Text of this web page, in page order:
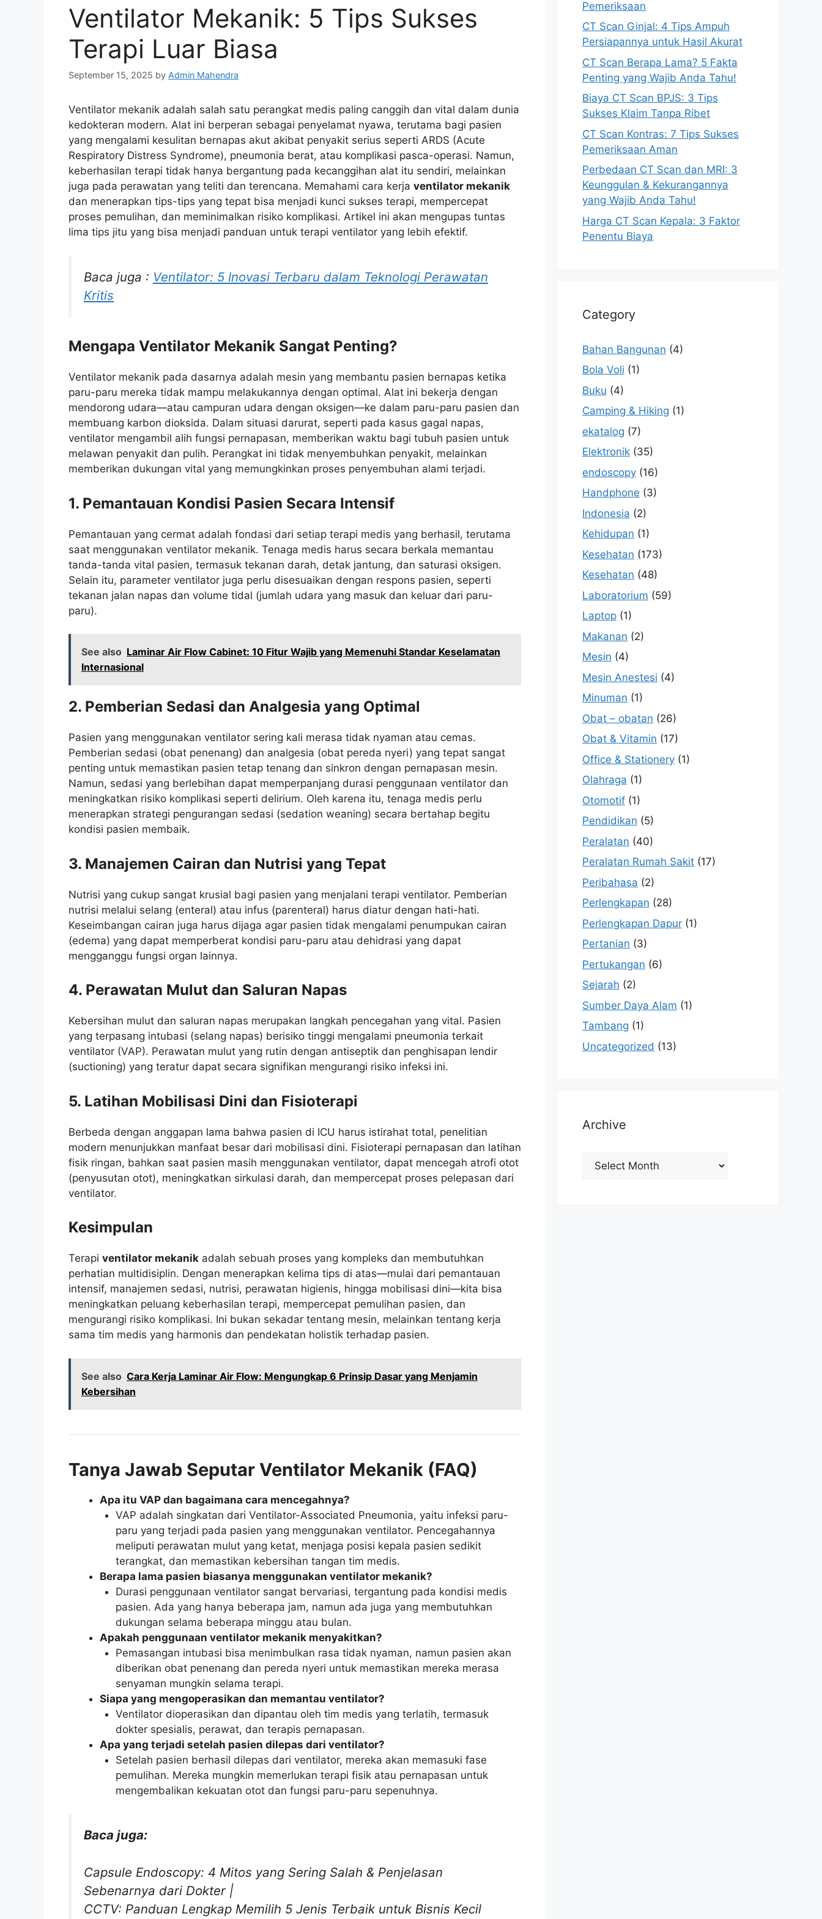
Ventilator Mekanik: 5 Tips Sukses
Terapi Luar Biasa
September 15, 2025 by Admin Mahendra
Ventilator mekanik adalah salah satu perangkat medis paling canggih dan vital dalam dunia
kedokteran modern. Alat ini berperan sebagai penyelamat nyawa, terutama bagi pasien
yang mengalami kesulitan bernapas akut akibat penyakit serius seperti ARDS (Acute
Respiratory Distress Syndrome), pneumonia berat, atau komplikasi pasca-operasi. Namun,
keberhasilan terapi tidak hanya bergantung pada kecanggihan alat itu sendiri, melainkan
juga pada perawatan yang teliti dan terencana. Memahami cara kerja ventilator mekanik
dan menerapkan tips-tips yang tepat bisa menjadi kunci sukses terapi, mempercepat
proses pemulihan, dan meminimalkan risiko komplikasi. Artikel ini akan mengupas tuntas
lima tips jitu yang bisa menjadi panduan untuk terapi ventilator yang lebih efektif.
Baca juga : Ventilator: 5 Inovasi Terbaru dalam Teknologi Perawatan
Kritis
Mengapa Ventilator Mekanik Sangat Penting?
Ventilator mekanik pada dasarnya adalah mesin yang membantu pasien bernapas ketika
paru-paru mereka tidak mampu melakukannya dengan optimal. Alat ini bekerja dengan
mendorong udara—atau campuran udara dengan oksigen—ke dalam paru-paru pasien dan
membuang karbon dioksida. Dalam situasi darurat, seperti pada kasus gagal napas,
ventilator mengambil alih fungsi pernapasan, memberikan waktu bagi tubuh pasien untuk
melawan penyakit dan pulih. Perangkat ini tidak menyembuhkan penyakit, melainkan
memberikan dukungan vital yang memungkinkan proses penyembuhan alami terjadi.
1. Pemantauan Kondisi Pasien Secara Intensif
Pemantauan yang cermat adalah fondasi dari setiap terapi medis yang berhasil, terutama
saat menggunakan ventilator mekanik. Tenaga medis harus secara berkala memantau
tanda-tanda vital pasien, termasuk tekanan darah, detak jantung, dan saturasi oksigen.
Selain itu, parameter ventilator juga perlu disesuaikan dengan respons pasien, seperti
tekanan jalan napas dan volume tidal (jumlah udara yang masuk dan keluar dari paru-
paru).
See also Laminar Air Flow Cabinet: 10 Fitur Wajib yang Memenuhi Standar Keselamatan
Internasional
2. Pemberian Sedasi dan Analgesia yang Optimal
Pasien yang menggunakan ventilator sering kali merasa tidak nyaman atau cemas.
Pemberian sedasi (obat penenang) dan analgesia (obat pereda nyeri) yang tepat sangat
penting untuk memastikan pasien tetap tenang dan sinkron dengan pernapasan mesin.
Namun, sedasi yang berlebihan dapat memperpanjang durasi penggunaan ventilator dan
meningkatkan risiko komplikasi seperti delirium. Oleh karena itu, tenaga medis perlu
menerapkan strategi pengurangan sedasi (sedation weaning) secara bertahap begitu
kondisi pasien membaik.
3. Manajemen Cairan dan Nutrisi yang Tepat
Nutrisi yang cukup sangat krusial bagi pasien yang menjalani terapi ventilator. Pemberian
nutrisi melalui selang (enteral) atau infus (parenteral) harus diatur dengan hati-hati.
Keseimbangan cairan juga harus dijaga agar pasien tidak mengalami penumpukan cairan
(edema) yang dapat memperberat kondisi paru-paru atau dehidrasi yang dapat
mengganggu fungsi organ lainnya.
4. Perawatan Mulut dan Saluran Napas
Kebersihan mulut dan saluran napas merupakan langkah pencegahan yang vital. Pasien
yang terpasang intubasi (selang napas) berisiko tinggi mengalami pneumonia terkait
ventilator (VAP). Perawatan mulut yang rutin dengan antiseptik dan penghisapan lendir
(suctioning) yang teratur dapat secara signifikan mengurangi risiko infeksi ini.
5. Latihan Mobilisasi Dini dan Fisioterapi
Berbeda dengan anggapan lama bahwa pasien di ICU harus istirahat total, penelitian
modern menunjukkan manfaat besar dari mobilisasi dini. Fisioterapi pernapasan dan latihan
fisik ringan, bahkan saat pasien masih menggunakan ventilator, dapat mencegah atrofi otot
(penyusutan otot), meningkatkan sirkulasi darah, dan mempercepat proses pelepasan dari
ventilator.
Kesimpulan
Terapi ventilator mekanik adalah sebuah proses yang kompleks dan membutuhkan
perhatian multidisiplin. Dengan menerapkan kelima tips di atas—mulai dari pemantauan
intensif, manajemen sedasi, nutrisi, perawatan higienis, hingga mobilisasi dini—kita bisa
meningkatkan peluang keberhasilan terapi, mempercepat pemulihan pasien, dan
mengurangi risiko komplikasi. Ini bukan sekadar tentang mesin, melainkan tentang kerja
sama tim medis yang harmonis dan pendekatan holistik terhadap pasien.
See also Cara Kerja Laminar Air Flow: Mengungkap 6 Prinsip Dasar yang Menjamin
Kebersihan
Tanya Jawab Seputar Ventilator Mekanik (FAQ)
Apa itu VAP dan bagaimana cara mencegahnya?
VAP adalah singkatan dari Ventilator-Associated Pneumonia, yaitu infeksi paru-
paru yang terjadi pada pasien yang menggunakan ventilator. Pencegahannya
meliputi perawatan mulut yang ketat, menjaga posisi kepala pasien sedikit
terangkat, dan memastikan kebersihan tangan tim medis.
Berapa lama pasien biasanya menggunakan ventilator mekanik?
Durasi penggunaan ventilator sangat bervariasi, tergantung pada kondisi medis
pasien. Ada yang hanya beberapa jam, namun ada juga yang membutuhkan
dukungan selama beberapa minggu atau bulan.
Apakah penggunaan ventilator mekanik menyakitkan?
Pemasangan intubasi bisa menimbulkan rasa tidak nyaman, namun pasien akan
diberikan obat penenang dan pereda nyeri untuk memastikan mereka merasa
senyaman mungkin selama terapi.
Siapa yang mengoperasikan dan memantau ventilator?
Ventilator dioperasikan dan dipantau oleh tim medis yang terlatih, termasuk
dokter spesialis, perawat, dan terapis pernapasan.
Apa yang terjadi setelah pasien dilepas dari ventilator?
Setelah pasien berhasil dilepas dari ventilator, mereka akan memasuki fase
pemulihan. Mereka mungkin memerlukan terapi fisik atau pernapasan untuk
mengembalikan kekuatan otot dan fungsi paru-paru sepenuhnya.
Baca juga:
Capsule Endoscopy: 4 Mitos yang Sering Salah & Penjelasan
Sebenarnya dari Dokter |
CCTV: Panduan Lengkap Memilih 5 Jenis Terbaik untuk Bisnis Kecil
Pemeriksaan
CT Scan Ginjal: 4 Tips Ampuh
Persiapannya untuk Hasil Akurat
CT Scan Berapa Lama? 5 Fakta
Penting yang Wajib Anda Tahu!
Biaya CT Scan BPJS: 3 Tips
Sukses Klaim Tanpa Ribet
CT Scan Kontras: 7 Tips Sukses
Pemeriksaan Aman
Perbedaan CT Scan dan MRI: 3
Keunggulan & Kekurangannya
yang Wajib Anda Tahu!
Harga CT Scan Kepala: 3 Faktor
Penentu Biaya
Category
Bahan Bangunan (4)
Bola Voli (1)
Buku (4)
Camping & Hiking (1)
ekatalog (7)
Elektronik (35)
endoscopy (16)
Handphone (3)
Indonesia (2)
Kehidupan (1)
Kesehatan (173)
Kesehatan (48)
Laboratorium (59)
Laptop (1)
Makanan (2)
Mesin (4)
Mesin Anestesi (4)
Minuman (1)
Obat – obatan (26)
Obat & Vitamin (17)
Office & Stationery (1)
Olahraga (1)
Otomotif (1)
Pendidikan (5)
Peralatan (40)
Peralatan Rumah Sakit (17)
Peribahasa (2)
Perlengkapan (28)
Perlengkapan Dapur (1)
Pertanian (3)
Pertukangan (6)
Sejarah (2)
Sumber Daya Alam (1)
Tambang (1)
Uncategorized (13)
Archive
Archive